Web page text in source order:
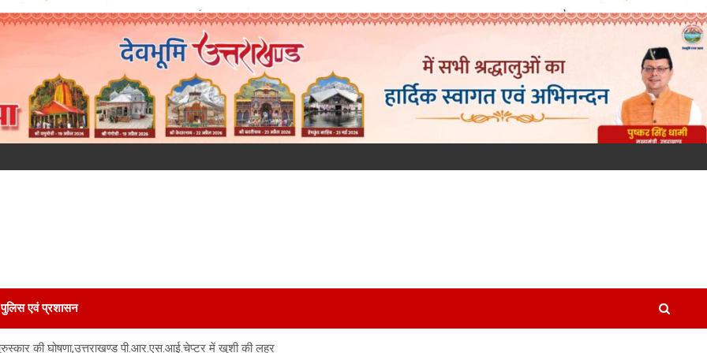
पुलिस एवं प्रशासन
की घोषणा,उत्तराखण्ड पी.आर.एस.आई.चेप्टर में खुशी की लहर